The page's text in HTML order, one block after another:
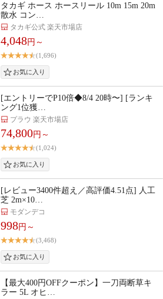
タカギ ホース ホースリール 10m 15m 20m
散水 コン…
タカギ公式 楽天市場店
4,048円～
(1,696)
[エントリーでP10倍◆8/4 20時〜] [ランキ
ング1位獲…
プラウ 楽天市場店
74,800円～
(1,024)
[レビュー3400件超え／高評価4.51点] 人工
芝 2m×10…
モダンデコ
998円～
(3,468)
【最大400円OFFクーポン】一刀両断草キ
ラー 5L オヒ…